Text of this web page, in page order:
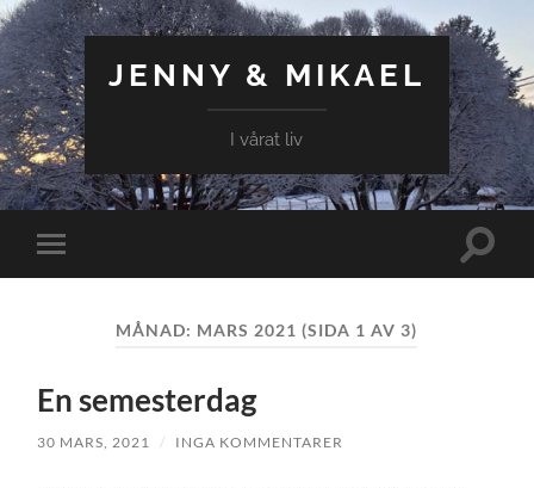
JENNY & MIKAEL
I vårat liv
Slå
på/av
Slå
MÅNAD: MARS 2021 (SIDA 1 AV 3)
En semesterdag
30 MARS, 2021 / INGA KOMMENTARER